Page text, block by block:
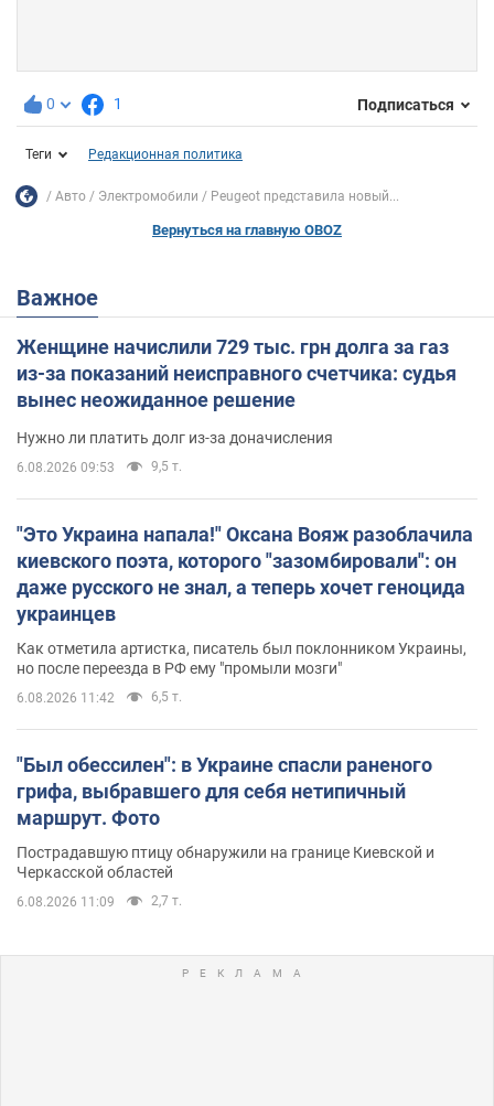
0 1 Подписаться
Теги Редакционная политика
Авто Электромобили Peugeot представила новый...
Вернуться на главную OBOZ
Важное
Женщине начислили 729 тыс. грн долга за газ
из-за показаний неисправного счетчика: судья
вынес неожиданное решение
Нужно ли платить долг из-за доначисления
6.08.2026 09:53 9,5 т.
"Это Украина напала!" Оксана Вояж разоблачила
киевского поэта, которого "зазомбировали": он
даже русского не знал, а теперь хочет геноцида
украинцев
Как отметила артистка, писатель был поклонником Украины,
но после переезда в РФ ему "промыли мозги"
6.08.2026 11:42 6,5 т.
"Был обессилен": в Украине спасли раненого
грифа, выбравшего для себя нетипичный
маршрут. Фото
Пострадавшую птицу обнаружили на границе Киевской и
Черкасской областей
6.08.2026 11:09 2,7 т.